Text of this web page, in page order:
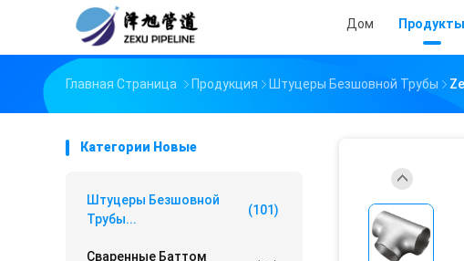
Дом Продукты
Главная Страница Продукция Штуцеры Безшовной Трубы
Категории Новые
Штуцеры Безшовной
Трубы...
(101)
Сваренные Баттом